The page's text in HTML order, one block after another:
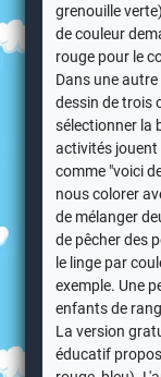
grenouille
de couleur
rouge pour le
Dans une
dessin de trois
sélectionner la
activités jouent
comme "voici
nous colorer
de mélanger
de pêcher des
le linge par
exemple. Une
enfants de
La version
éducatif